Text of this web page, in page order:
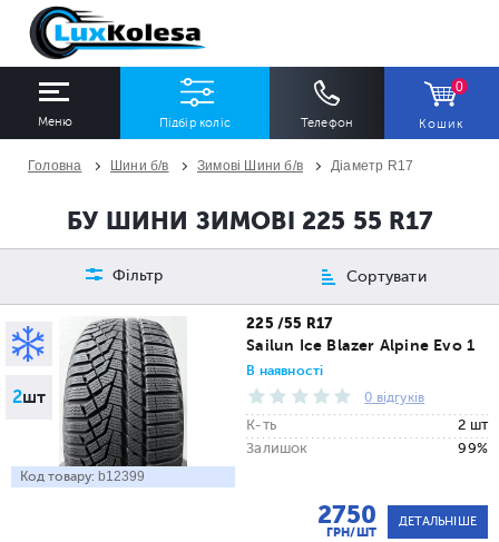
Меню Підбір коліс Телефон
0
Кошик
Всі Всі
Діаметр
Всі
Сезон
Всі
Кількість
Всі
ПІДІБРАТИ
Головна Шини б/в Зимові Шини б/в Діаметр R17
БУ ШИНИ ЗИМОВІ 225 55 R17
Фільтр Сортувати
2шт
Код товару: b12399
225 /55 R17
Sailun Ice Blazer Alpine Evo 1
В наявності
0 відгуків
К-ть
2 шт
Залишок
99%
2750
ГРН/ШТ
ДЕТАЛЬНІШЕ